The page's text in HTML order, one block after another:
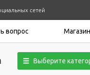
сетей
вопрос Магазин
Выберите